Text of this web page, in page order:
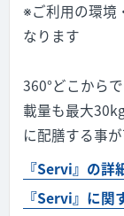
※ご利用の環境
なります
360°どこから
載量も最大
に配膳する事が
『Servi』の詳
『Servi』に関